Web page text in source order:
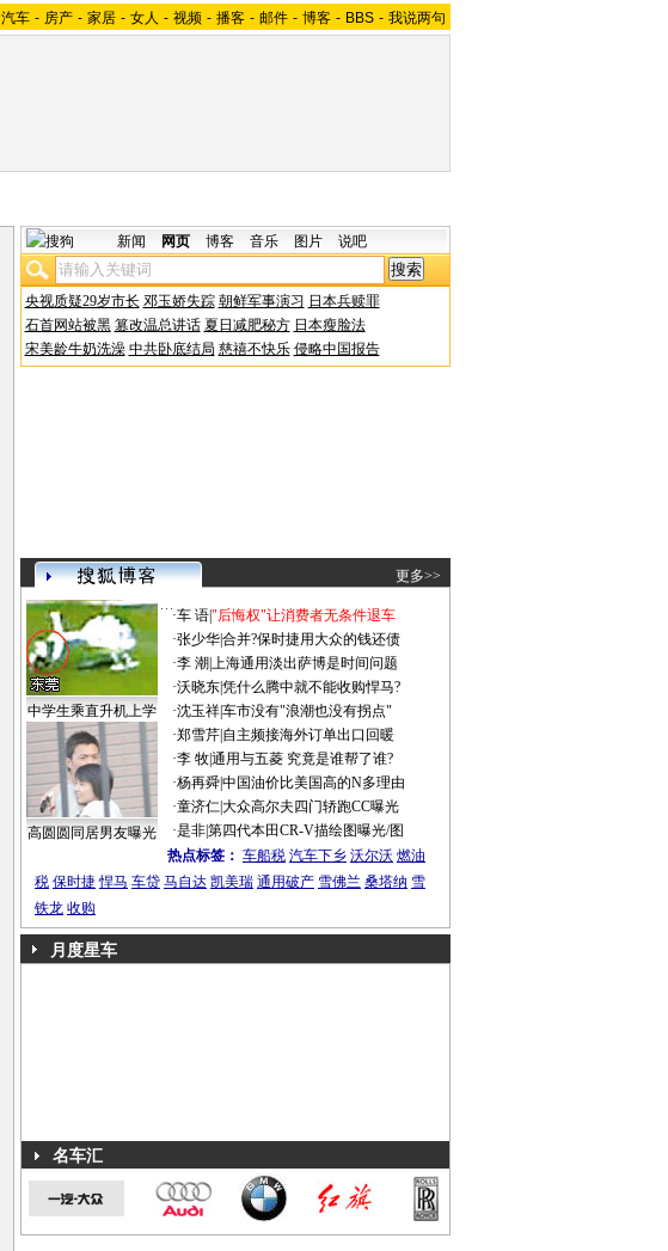
汽车 - 房产 - 家居 - 女人 - 视频 - 播客 - 邮件 - 博客 - BBS - 我说两句
新闻 网页 博客 音乐 图片 说吧
央视质疑29岁市长 邓玉娇失踪 朝鲜军事演习 日本兵赎罪
石首网站被黑 篡改温总讲话 夏日减肥秘方 日本瘦脸法
宋美龄牛奶洗澡 中共卧底结局 慈禧不快乐 侵略中国报告
更多>>
中学生乘直升机上学
高圆圆同居男友曝光
·车 语|"后悔权"让消费者无条件退车
·张少华|合并?保时捷用大众的钱还债
·李 潮 上海通用淡出萨博是时间问题
·沃晓东|凭什么腾中就不能收购悍马?
·沈玉祥|车市没有"浪潮也没有拐点"
·郑雪芹| 自主频接海外订单出口回暖
·李 牧|通用与五菱 究竟是谁帮了谁?
·杨再舜|中国油价比美国高的N多理由
·童济仁|大众高尔夫四门轿跑CC曝光
·是非|第四代本田CR-V描绘图曝光/图
热点标签： 车船税 汽车下乡 沃尔沃 燃油
税 保时捷 悍马 车贷 马自达 凯美瑞 通用破产 雪佛兰 桑塔纳 雪
铁龙 收购
月度星车
名车汇